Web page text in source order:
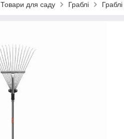
Товари для саду Граблі